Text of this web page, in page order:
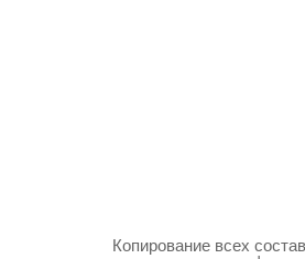
Копирование всех